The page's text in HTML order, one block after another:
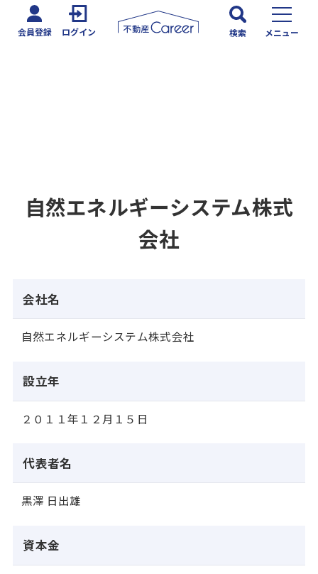
会員登録 ログイン 検索 メニュー
自然エネルギーシステム株式
会社
会社名
自然エネルギーシステム株式会社
設立年
２０１１年１２月１５日
代表者名
黒澤 日出雄
資本金